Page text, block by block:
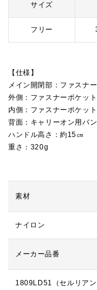
サイズ
フリー
【仕様】
メイン開閉部：ファスナー
外側：ファスナーポケッ
内側：ファスナーポケッ
背面：キャリーオン用バ
ハンドル高さ：約15㎝
重さ：320g
素材
ナイロン
メーカー品番
1809LD51（セルリアン